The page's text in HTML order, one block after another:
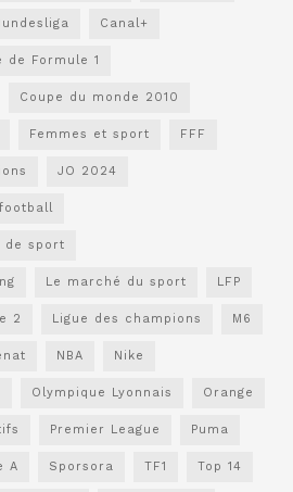
Canal+
de Formule 1
Coupe du monde 2010
Femmes et sport FFF
JO 2024
de sport
Le marché du sport LFP
2 Ligue des champions M6
NBA Nike
Olympique Lyonnais Orange
Premier League Puma
A Sporsora TF1 Top 14